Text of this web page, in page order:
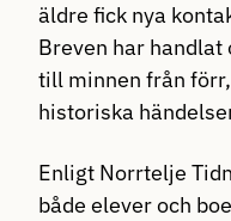
äldre fick nya
Breven har
till minnen från
historiska
Enligt Norrtelje
både elever och